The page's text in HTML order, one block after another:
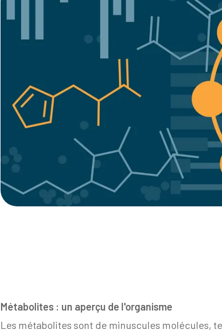
Métabolites : un aperçu de l'organisme
Les métabolites sont de minuscules molécules,